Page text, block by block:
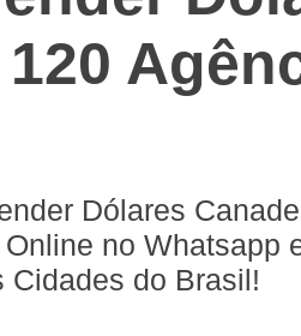
Dólares
no Whatsapp
Cidades do Brasil!